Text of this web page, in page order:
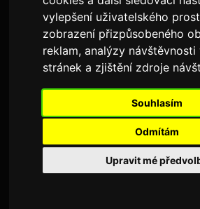
vylepšení uživatelského
zobrazení přizpůsobeného
reklam, analýzy
stránek a zjištění zdroje
Souhlasím
Odmítám
Upravit mé
Alex99